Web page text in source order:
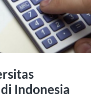
Indonesia